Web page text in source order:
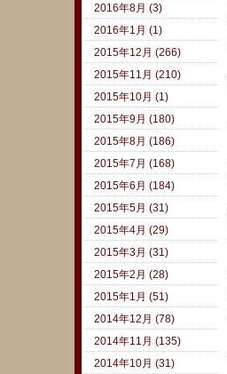
2016年8月 (3)
2016年1月 (1)
2015年12月 (266)
2015年11月 (210)
2015年10月 (1)
2015年9月 (180)
2015年8月 (186)
2015年7月 (168)
2015年6月 (184)
2015年5月 (31)
2015年4月 (29)
2015年3月 (31)
2015年2月 (28)
2015年1月 (51)
2014年12月 (78)
2014年11月 (135)
2014年10月 (31)